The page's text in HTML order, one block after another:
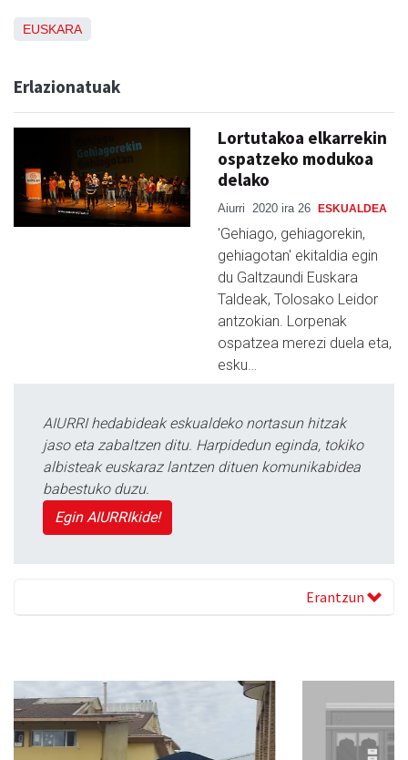
EUSKARA
Erlazionatuak
Lortutakoa elkarrekin
ospatzeko modukoa
delako
Aiurri 2020 ira 26 ESKUALDEA
'Gehiago, gehiagorekin,
gehiagotan' ekitaldia egin
du Galtzaundi Euskara
Taldeak, Tolosako Leidor
antzokian. Lorpenak
ospatzea merezi duela eta,
esku…
AIURRI hedabideak eskualdeko nortasun hitzak
jaso eta zabaltzen ditu. Harpidedun eginda, tokiko
albisteak euskaraz lantzen dituen komunikabidea
babestuko duzu.
Egin AIURRIkide!
Erantzun